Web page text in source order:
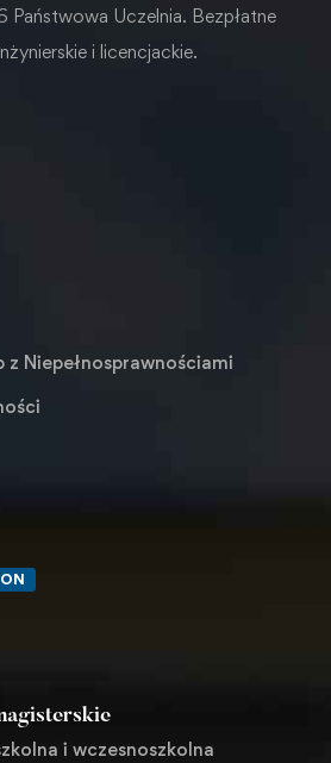
Uczelnia. Bezpłatne
i licencjackie.
z Niepełnosprawnościami
i wczesnoszkolna